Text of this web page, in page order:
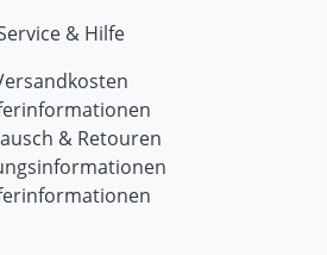
& Hilfe
& Retouren